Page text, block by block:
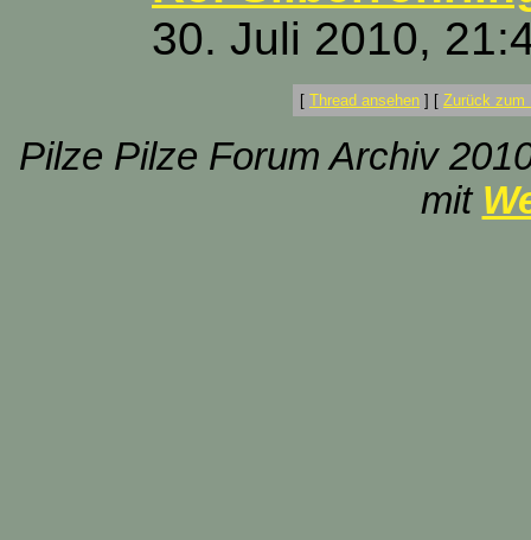
30. Juli 2010,
[ Thread ansehen ] [ Zurück zum
Pilze Pilze Forum Archiv
mit